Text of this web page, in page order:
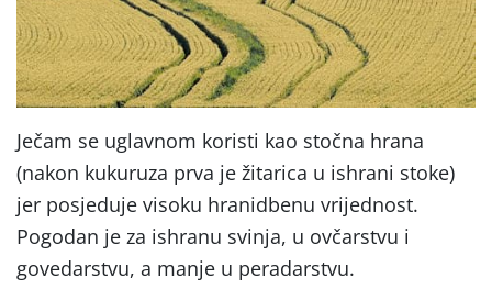
Ječam se uglavnom koristi kao stočna hrana
(nakon kukuruza prva je žitarica u ishrani stoke)
jer posjeduje visoku hranidbenu vrijednost.
Pogodan je za ishranu svinja, u ovčarstvu i
govedarstvu, a manje u peradarstvu.